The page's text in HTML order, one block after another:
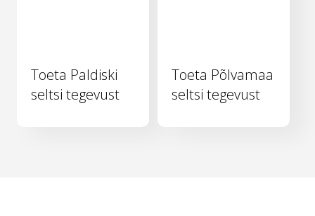
Toeta Paldiski
seltsi tegevust
Toeta Põlvamaa
seltsi tegevust